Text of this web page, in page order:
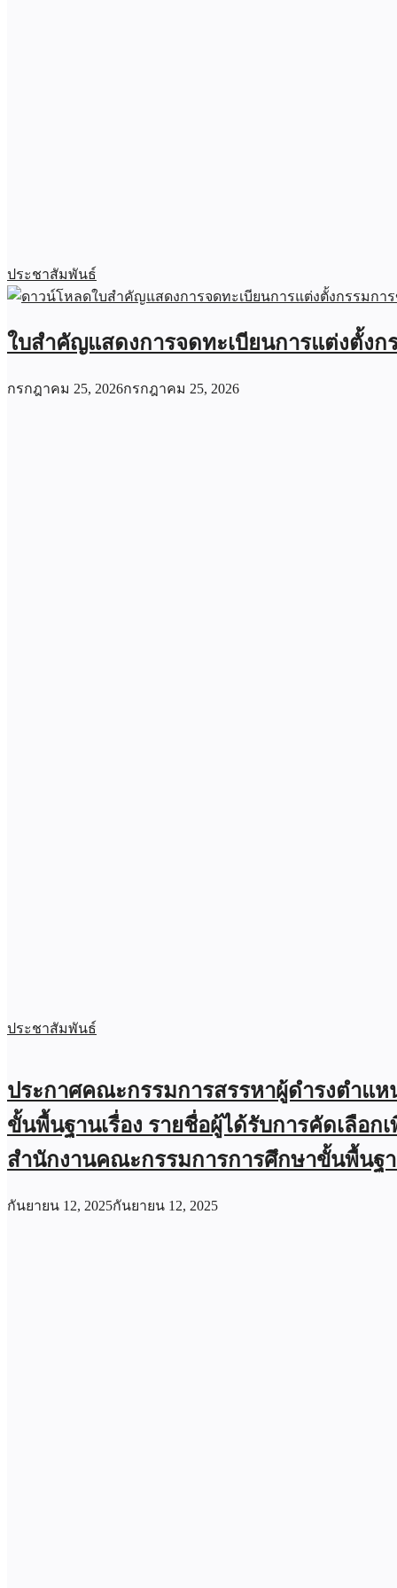
ประชาสัมพันธ์
ใบสำคัญแสดงการจดทะเบียนการแต่งตั้ง
กรกฎาคม 25, 2026กรกฎาคม 25, 2026
ประชาสัมพันธ์
ประกาศคณะกรรมการสรรหาผู้ดำรงตำแ
ขั้นพื้นฐานเรื่อง รายชื่อผู้ได้รับการคัดเลือ
สำนักงานคณะกรรมการการศึกษาขั้นพื้นฐ
กันยายน 12, 2025กันยายน 12, 2025